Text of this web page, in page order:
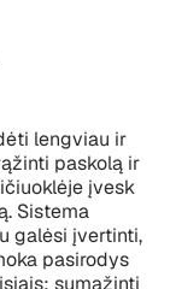
lengviau ir
paskolą ir
įvesk
Sistema
galėsi įvertinti,
pasirodys
sumažinti